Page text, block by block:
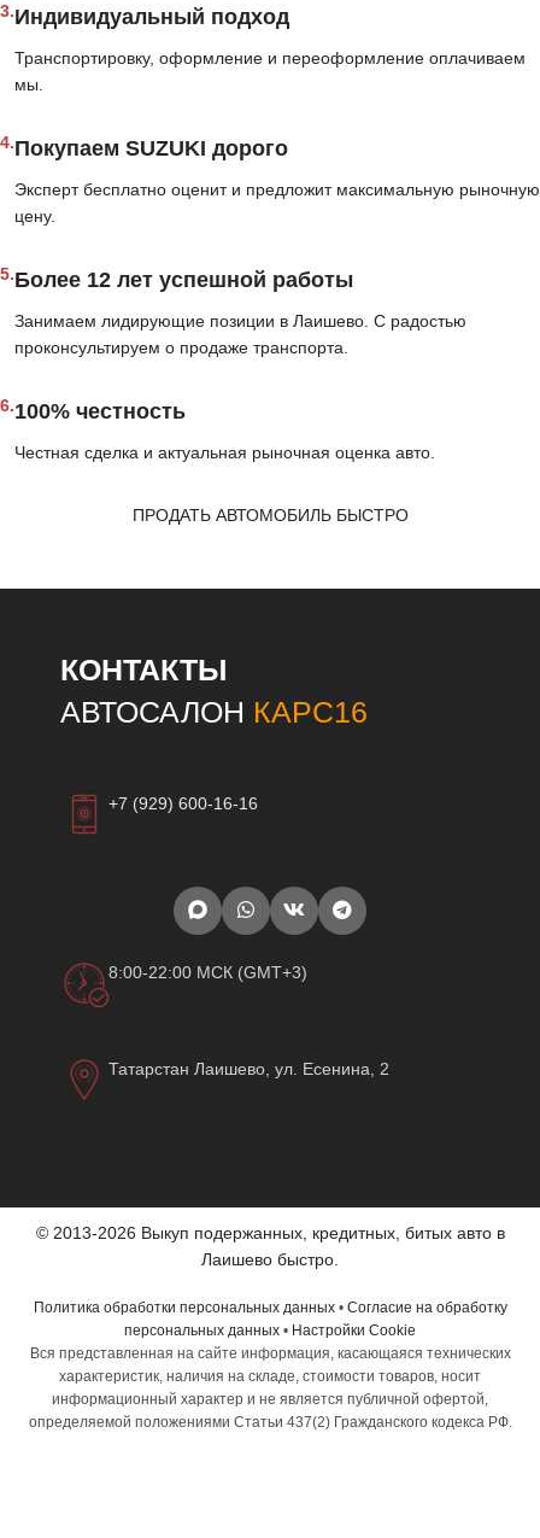
3.Индивидуальный подход
Транспортировку, оформление и переоформление оплачиваем
мы.
4.Покупаем SUZUKI дорого
Эксперт бесплатно оценит и предложит максимальную рыночную
цену.
5.Более 12 лет успешной работы
Занимаем лидирующие позиции в Лаишево. С радостью
проконсультируем о продаже транспорта.
6.100% честность
Честная сделка и актуальная рыночная оценка авто.
ПРОДАТЬ АВТОМОБИЛЬ БЫСТРО
КОНТАКТЫ
АВТОСАЛОН КАРС16
+7 (929) 600-16-16
8:00-22:00 МСК (GMT+3)
Татарстан Лаишево, ул. Есенина, 2
© 2013-2026 Выкуп подержанных, кредитных, битых авто в
Лаишево быстро.
Политика обработки персональных данных• Согласие на обработку
персональных данных • Настройки Cookie
Вся представленная на сайте информация, касающаяся технических
характеристик, наличия на складе, стоимости товаров, носит
информационный характер и не является публичной офертой,
определяемой положениями Статьи 437(2) Гражданского кодекса РФ.